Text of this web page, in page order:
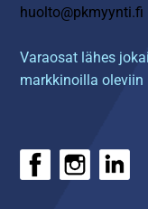
huolto@pkmyynti.fi
Varaosat lähes
markkinoilla oleviin